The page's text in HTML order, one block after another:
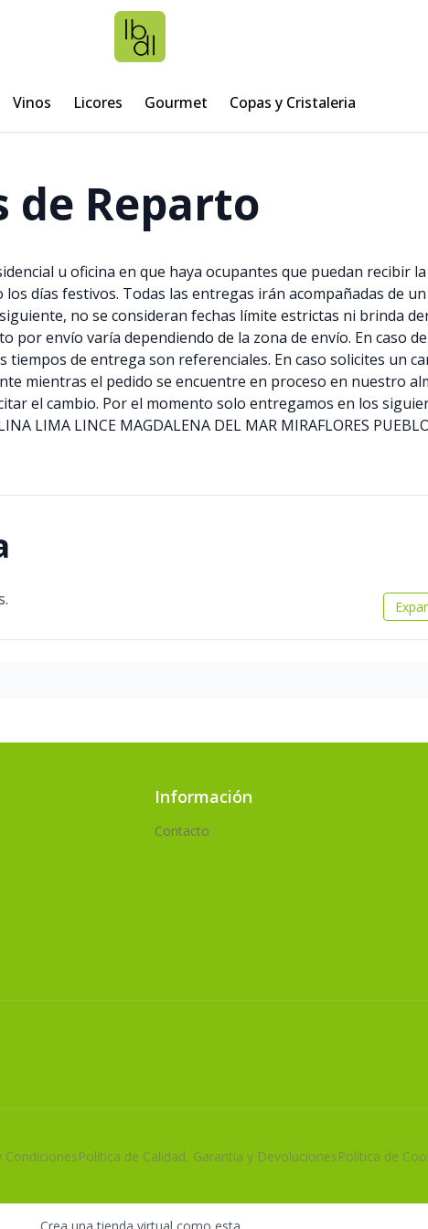
Vinos Licores Gourmet Copas y Cristaleria
de Reparto
u oficina en que haya ocupantes que puedan recibir
días festivos. Todas las entregas irán acompañadas de
no se consideran fechas límite estrictas ni brinda
por envío varía dependiendo de la zona de envío. En caso
de entrega son referenciales. En caso solicites un
mientras el pedido se encuentre en proceso en nuestro
el cambio. Por el momento solo entregamos en los
LIMA LINCE MAGDALENA DEL MAR MIRAFLORES
Información
Contacto
CondicionesPolítica de Calidad, Garantía y DevolucionesPolítica de